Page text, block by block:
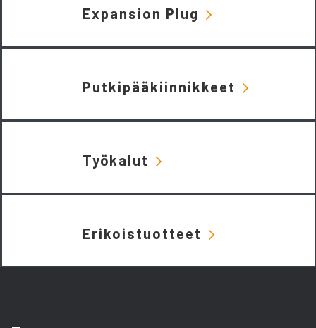
Expansion Plug
Putkipääkiinnikkeet
Työkalut
Erikoistuotteet